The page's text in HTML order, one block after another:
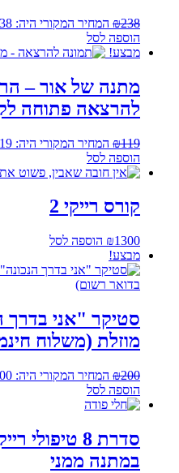
₪238 המחיר המקורי היה: ₪238.
הוספה לסל
מבצע!
מתנה של אור –
להרצאה פתוחה
₪119 המחיר המקורי היה: ₪119.
הוספה לסל
קורס רייקי 2
₪1300
הוספה לסל
מבצע!
מוזלת (משלוח
₪200 המחיר המקורי היה: ₪200.
הוספה לסל
סדרת 8
במתנה ממני